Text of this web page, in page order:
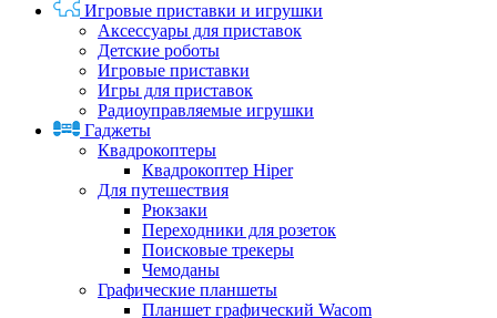
Игровые приставки и игрушки
Аксессуары для приставок
Детские роботы
Игровые приставки
Игры для приставок
Радиоуправляемые игрушки
Гаджеты
Квадрокоптеры
Квадрокоптер Hiper
Для путешествия
Рюкзаки
Переходники для розеток
Поисковые трекеры
Чемоданы
Графические планшеты
Планшет графический Wacom